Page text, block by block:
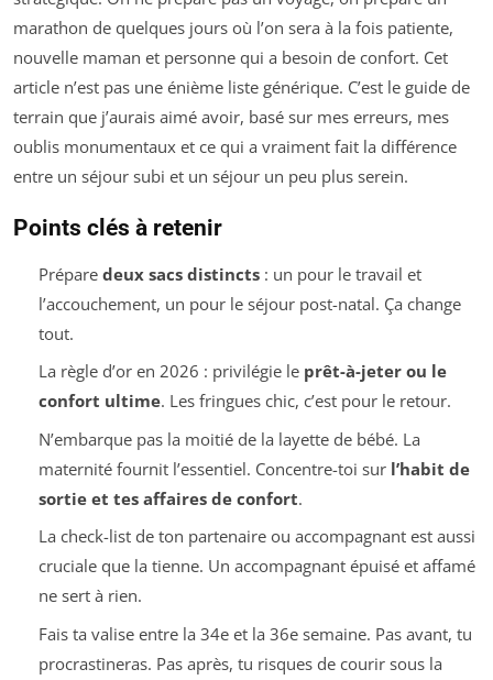
marathon de quelques jours où l’on sera à la fois patiente,
nouvelle maman et personne qui a besoin de confort. Cet
article n’est pas une énième liste générique. C’est le guide de
terrain que j’aurais aimé avoir, basé sur mes erreurs, mes
oublis monumentaux et ce qui a vraiment fait la différence
entre un séjour subi et un séjour un peu plus serein.
Points clés à retenir
Prépare deux sacs distincts: un pour le travail et
l’accouchement, un pour le séjour post-natal. Ça change
tout.
La règle d’or en 2026 : privilégie le prêt-à-jeter ou le
confort ultime. Les fringues chic, c’est pour le retour.
N’embarque pas la moitié de la layette de bébé. La
maternité fournit l’essentiel. Concentre-toi sur l’habit de
sortie et tes affaires de confort.
La check-list de ton partenaire ou accompagnant est aussi
cruciale que la tienne. Un accompagnant épuisé et affamé
ne sert à rien.
Fais ta valise entre la 34e et la 36e semaine. Pas avant, tu
procrastineras. Pas après, tu risques de courir sous la